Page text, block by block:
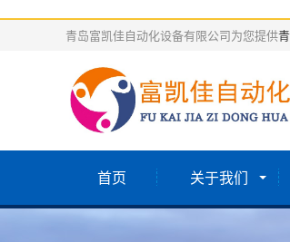
青岛富凯佳自动化设备有限公司为您提供
首页 关于我们